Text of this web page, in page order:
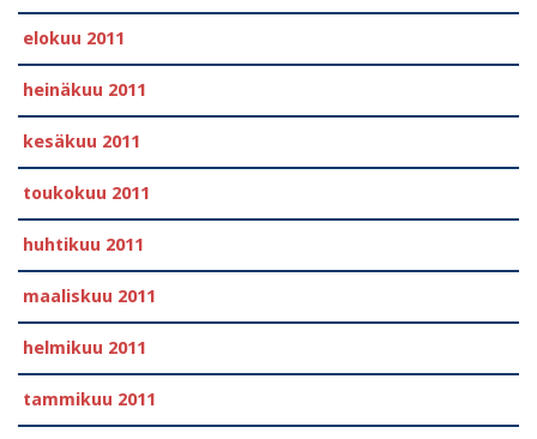
elokuu 2011
heinäkuu 2011
kesäkuu 2011
toukokuu 2011
huhtikuu 2011
maaliskuu 2011
helmikuu 2011
tammikuu 2011